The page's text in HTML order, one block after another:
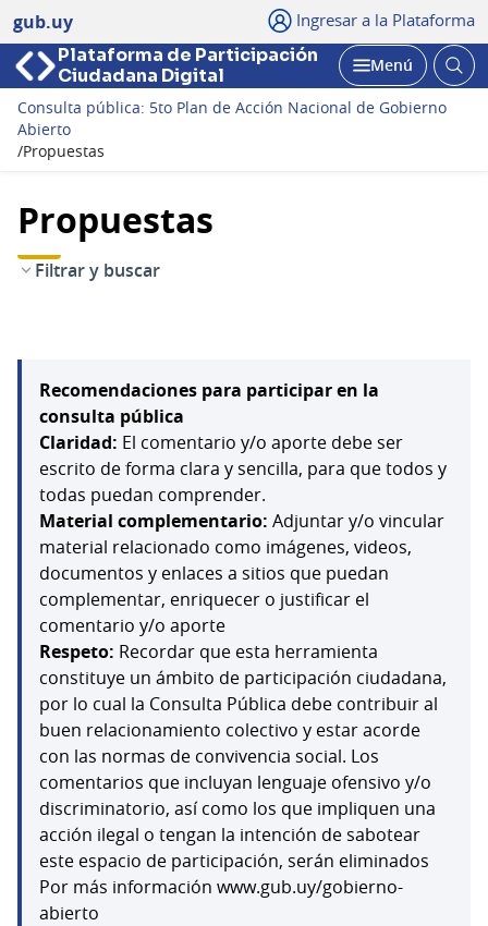
gub.uy Ingresar a la Plataforma
Plataforma de Participación
Ciudadana Digital
Abrir
Menú
Consulta pública: 5to Plan de Acción Nacional de Gobierno
Abierto
/Propuestas
Propuestas
Filtrar y buscar
Recomendaciones para participar en la
consulta pública
Claridad: El comentario y/o aporte debe ser
escrito de forma clara y sencilla, para que todos y
todas puedan comprender.
Material complementario: Adjuntar y/o vincular
material relacionado como imágenes, videos,
documentos y enlaces a sitios que puedan
complementar, enriquecer o justificar el
comentario y/o aporte
Respeto: Recordar que esta herramienta
constituye un ámbito de participación ciudadana,
por lo cual la Consulta Pública debe contribuir al
buen relacionamiento colectivo y estar acorde
con las normas de convivencia social. Los
comentarios que incluyan lenguaje ofensivo y/o
discriminatorio, así como los que impliquen una
acción ilegal o tengan la intención de sabotear
este espacio de participación, serán eliminados
Por más información www.gub.uy/gobierno-
abierto